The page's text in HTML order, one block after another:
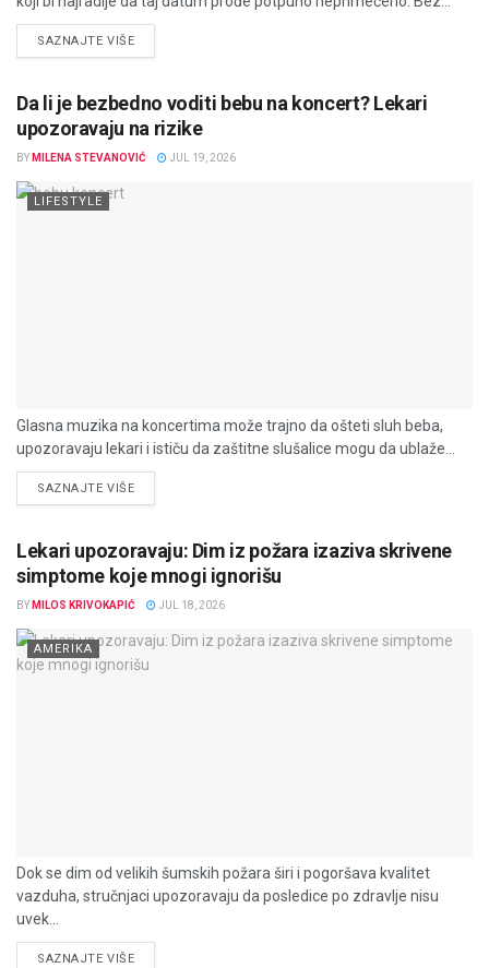
SAZNAJTE VIŠEDETAILS
Da li je bezbedno voditi bebu na koncert? Lekari
upozoravaju na rizike
BY MILENA STEVANOVIĆ JUL 19, 2026
LIFESTYLE
Glasna muzika na koncertima može trajno da ošteti sluh beba,
upozoravaju lekari i ističu da zaštitne slušalice mogu da ublaže...
SAZNAJTE VIŠEDETAILS
Lekari upozoravaju: Dim iz požara izaziva skrivene
simptome koje mnogi ignorišu
BY MILOS KRIVOKAPIĆ JUL 18, 2026
AMERIKA
Dok se dim od velikih šumskih požara širi i pogoršava kvalitet
vazduha, stručnjaci upozoravaju da posledice po zdravlje nisu
uvek...
SAZNAJTE VIŠEDETAILS